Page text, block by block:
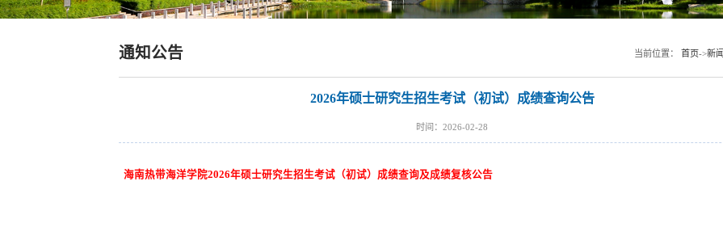
通知公告 当前位置： 首页->新
2026年硕士研究生招生考试（初试）成绩查询公告
时间：2026-02-28
海南热带海洋学院2026年硕士研究生招生考试（初试）成绩查询及成绩复核公告